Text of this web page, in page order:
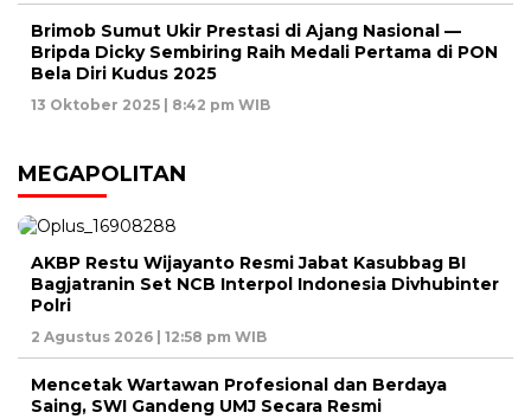
Brimob Sumut Ukir Prestasi di Ajang Nasional —
Bripda Dicky Sembiring Raih Medali Pertama di PON
Bela Diri Kudus 2025
13 Oktober 2025 | 8:42 pm WIB
MEGAPOLITAN
AKBP Restu Wijayanto Resmi Jabat Kasubbag BI
Bagjatranin Set NCB Interpol Indonesia Divhubinter
Polri
2 Agustus 2026 | 12:58 pm WIB
Mencetak Wartawan Profesional dan Berdaya
Saing, SWI Gandeng UMJ Secara Resmi